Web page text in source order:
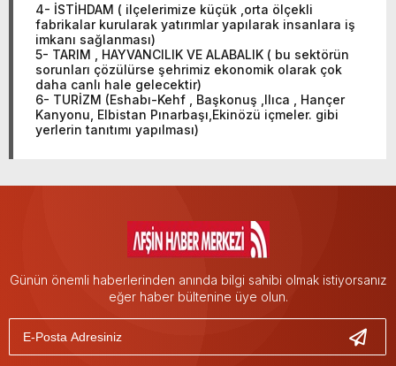
4- İSTİHDAM ( ilçelerimize küçük ,orta ölçekli
fabrikalar kurularak yatırımlar yapılarak insanlara iş
imkanı sağlanması)
5- TARIM , HAYVANCILIK VE ALABALIK ( bu sektörün
sorunları çözülürse şehrimiz ekonomik olarak çok
daha canlı hale gelecektir)
6- TURİZM (Eshabı-Kehf , Başkonuş ,Ilıca , Hançer
Kanyonu, Elbistan Pınarbaşı,Ekinözü içmeler. gibi
yerlerin tanıtımı yapılması)
Günün önemli haberlerinden anında bilgi sahibi olmak istiyorsanız
eğer haber bültenine üye olun.